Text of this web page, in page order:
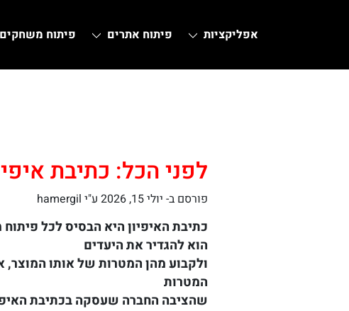
אפליקציות פיתוח אתרים פיתוח משחקים
לפני הכל: כתיבת
פורסם ב- יולי 15, 2026 ע"י hamergil
כתיבת האיפיון היא הבסיס לכל
הוא להגדיר את היעדים
ולקבוע מהן המטרות של אותו המוצר,
המטרות
שהציבה החברה שעסקה בכתיבת